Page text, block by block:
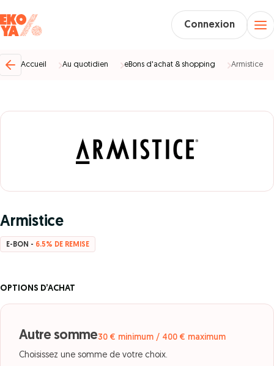
Connexion
Accueil Au quotidien eBons d'achat & shopping Armistice
Armistice
E-BON - 6.5% DE REMISE
OPTIONS D’ACHAT
Autre somme30 € minimum / 400 € maximum
Choisissez une somme de votre choix.